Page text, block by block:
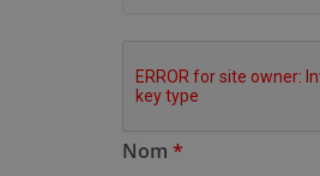
Nom *